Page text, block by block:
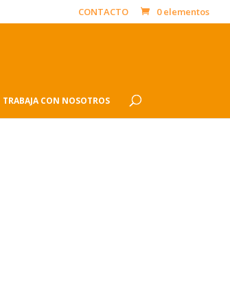
CONTACTO 0 elementos
TRABAJA CON NOSOTROS